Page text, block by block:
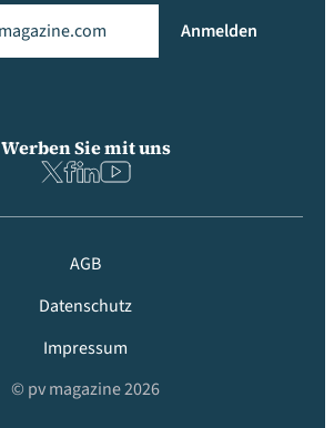
Anmelden
Werben Sie mit uns
AGB
Datenschutz
Impressum
© pv magazine 2026